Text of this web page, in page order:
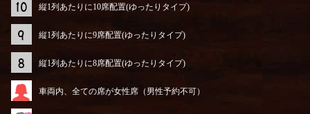
縦1列あたりに10席配置(ゆったりタイプ)
縦1列あたりに9席配置(ゆったりタイプ)
縦1列あたりに8席配置(ゆったりタイプ)
車両内、全ての席が女性席（男性予約不可）